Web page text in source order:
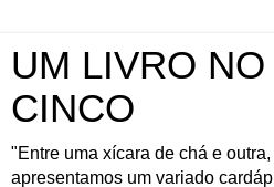
UM LIVRO
CINCO
"Entre uma xícara de chá e
apresentamos um variado